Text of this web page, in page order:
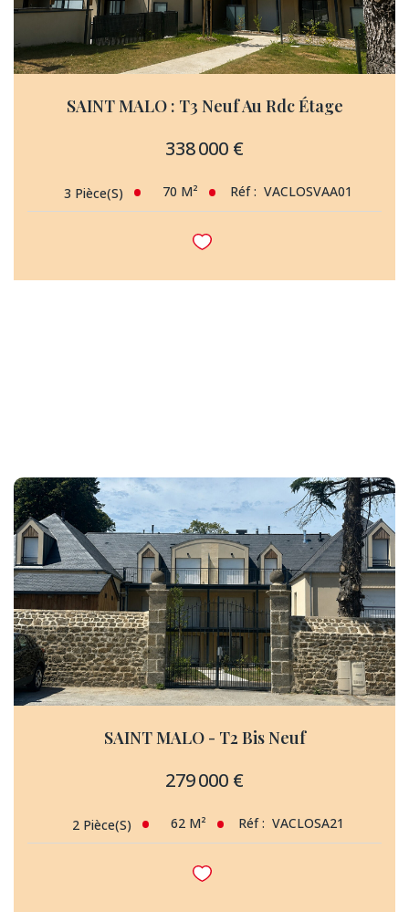
SAINT MALO : T3 Neuf Au Rdc Étage
338 000 €
3 Pièce(s) 70 M² Réf : VACLOSVAA01
SAINT MALO - T2 Bis Neuf
279 000 €
2 Pièce(s) 62 M² Réf : VACLOSA21